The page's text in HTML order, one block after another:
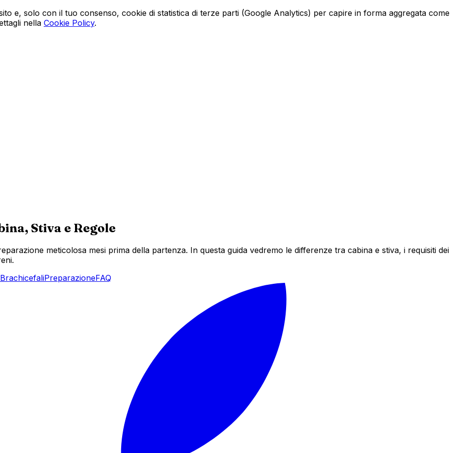
e, solo con il tuo consenso, cookie di statistica di terze parti (Google Analytics) per capire in forma aggregata come
nella Cookie Policy.
Stiva e Regole
meticolosa mesi prima della partenza. In questa guida vedremo le differenze tra cabina e stiva, i requisiti dei
BrachicefaliPreparazioneFAQ